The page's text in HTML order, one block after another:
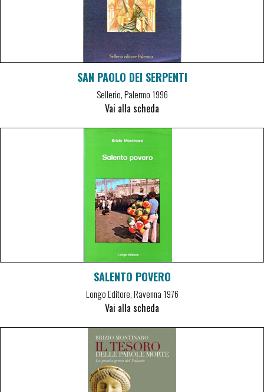
SAN PAOLO DEI SERPENTI
Sellerio, Palermo 1996
Vai alla scheda
SALENTO POVERO
Longo Editore, Ravenna 1976
Vai alla scheda